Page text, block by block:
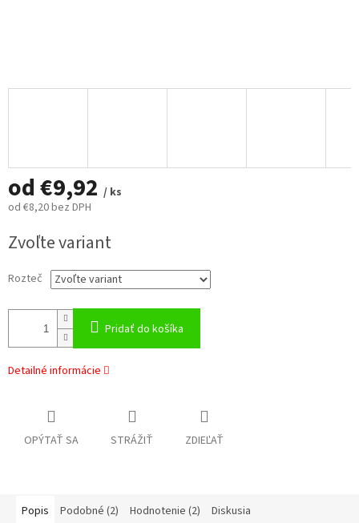
od€9,92 / ks
od €8,20bez DPH
cena:
Zvoľte variant
Rozteč
Pridať do košíka
Detailné informácie
OPÝTAŤ SA STRÁŽIŤ ZDIEĽAŤ
Popis Podobné (2) Hodnotenie (2) Diskusia